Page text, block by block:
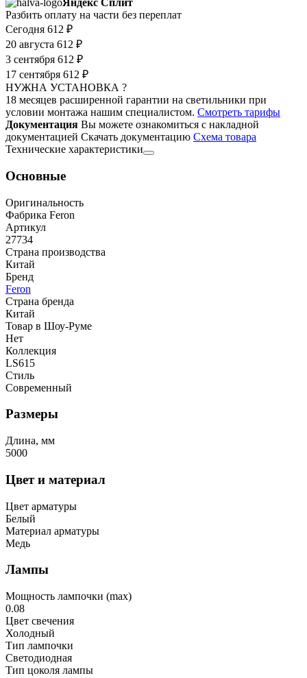
Яндекс Сплит
Разбить оплату на части без переплат
Сегодня 612 ₽
20 августа 612 ₽
3 сентября 612 ₽
17 сентября 612 ₽
НУЖНА УСТАНОВКА ?
18 месяцев расширенной гарантии на светильники при
условии монтажа нашим специалистом. Смотреть тарифы
Документация Вы можете ознакомиться с накладной
документацией Скачать документацию Cхема товара
Технические характеристики
Основные
Оригинальность
Фабрика Feron
Артикул
27734
Страна производства
Китай
Бренд
Feron
Страна бренда
Китай
Товар в Шоу-Руме
Нет
Коллекция
LS615
Стиль
Современный
Размеры
Длина, мм
5000
Цвет и материал
Цвет арматуры
Белый
Материал арматуры
Медь
Лампы
Мощность лампочки (max)
0.08
Цвет свечения
Холодный
Тип лампочки
Светодиодная
Тип цоколя лампы